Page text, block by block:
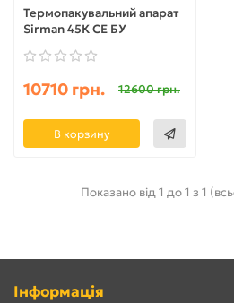
Термопакувальний апарат
Sirman 45К СЕ БУ
10710 грн. 12600 грн.
В корзину
Показано від 1 до 1 з 1
Інформація